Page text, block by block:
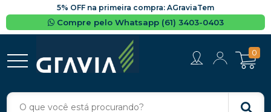
5% OFF na primeira compra: AGraviaTem
Compre pelo Whatsapp (61) 3403-0403
0